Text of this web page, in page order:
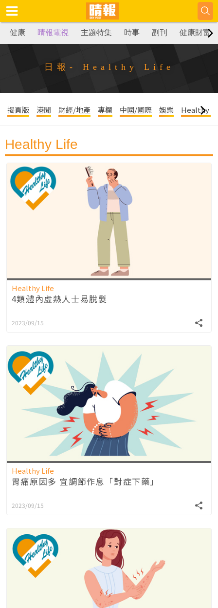
健康 晴報電視 主題特集 時事 副刊 健康財富
日報- Healthy Life
揭頁版 港聞 財經/地產 專欄 中國/國際 娛樂 Healthy
Healthy Life
Healthy Life
4類體內虛熱人士易脫髮
2023/09/15
Healthy Life
胃痛原因多 宜調節作息「對症下藥」
2023/09/15